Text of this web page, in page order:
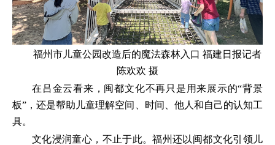
福州市儿童公园改造后的魔法森林入口 福建日报记者
陈欢欢 摄
在吕金云看来，闽都文化不再只是用来展示的“背景
板”，还是帮助儿童理解空间、时间、他人和自己的认知工
具。
文化浸润童心，不止于此。福州还以闽都文化引领儿